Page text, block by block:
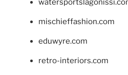
mischieffashion.com
eduwyre.com
retro-interiors.com